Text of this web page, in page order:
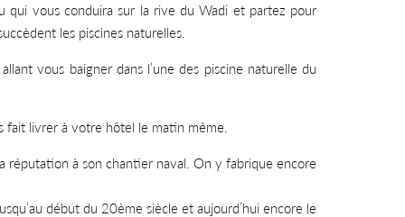
qui vous conduira sur la rive du Wadi et partez pour
les piscines naturelles.
vous baigner dans l’une des piscine naturelle du
livrer à votre hôtel le matin même.
réputation à son chantier naval. On y fabrique encore
début du 20ème siècle et aujourd’hui encore le